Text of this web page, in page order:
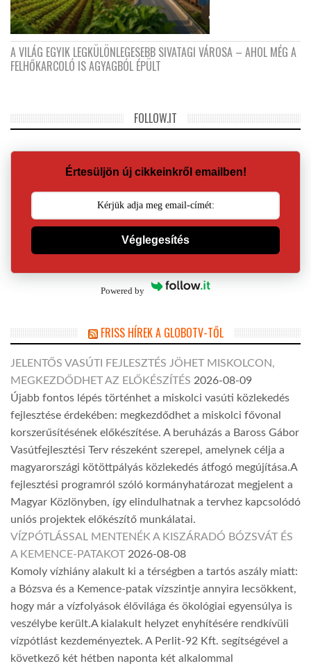
A VILÁG EGYIK LEGKÜLÖNLEGESEBB SIVATAGI VÁROSA – AHOL MÉG A
FELHŐKARCOLÓ IS AGYAGBÓL ÉPÜLT
FOLLOW.IT
Értesüljön új cikkeinkről emailben!
Véglegesítés
Powered by
FRISS HÍREK A GLOBOTV-TŐL
JELENTŐS VASÚTI FEJLESZTÉS JÖHET MISKOLCON,
MEGKEZDŐDHET AZ ELŐKÉSZÍTÉS 2026-08-09
Újabb fontos lépés történhet a miskolci vasúti közlekedés
fejlesztése érdekében: megkezdődhet a miskolci fővonal
korszerűsítésének előkészítése. A beruházás a Baross Gábor
Vasútfejlesztési Terv részeként szerepel, amelynek célja a
magyarországi kötöttpályás közlekedés átfogó megújítása.A
fejlesztési programról szóló kormányhatározat megjelent a
Magyar Közlönyben, így elindulhatnak a tervhez kapcsolódó
uniós projektek előkészítő munkálatai.
VÍZPÓTLÁSSAL MENTENÉK A KISZÁRADÓ BÓZSVÁT ÉS
A KEMENCE-PATAKOT 2026-08-08
Komoly vízhiány alakult ki a térségben a tartós aszály miatt:
a Bózsva és a Kemence-patak vízszintje annyira lecsökkent,
hogy már a vízfolyások élővilága és ökológiai egyensúlya is
veszélybe került.A kialakult helyzet enyhítésére rendkívüli
vízpótlást kezdeményeztek. A Perlit-92 Kft. segítségével a
következő két hétben naponta két alkalommal